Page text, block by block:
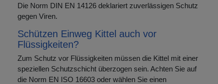
Die Norm DIN EN 14126 deklariert zuverlässigen Schutz
gegen Viren.
Schützen Einweg Kittel auch vor
Flüssigkeiten?
Zum Schutz vor Flüssigkeiten müssen die Kittel mit einer
speziellen Schutzschicht überzogen sein. Achten Sie auf
die Norm EN ISO 16603 oder wählen Sie einen